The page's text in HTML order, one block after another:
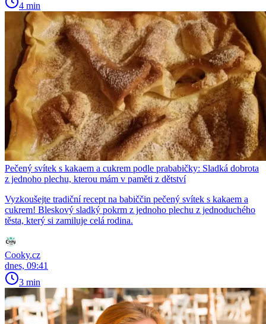
4 min
Pečený svítek s kakaem a cukrem podle prababičky: Sladká dobrota
z jednoho plechu, kterou mám v paměti z dětství
Vyzkoušejte tradiční recept na babiččin pečený svítek s kakaem a
cukrem! Bleskový sladký pokrm z jednoho plechu z jednoduchého
těsta, který si zamiluje celá rodina.
Cooky.cz
dnes, 09:41
3 min